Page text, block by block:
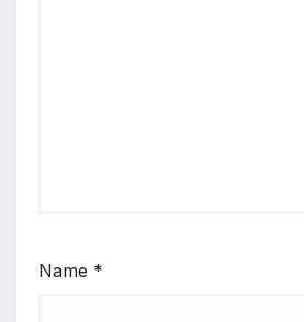
Name *